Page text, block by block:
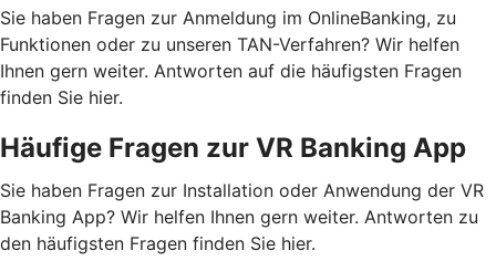
Sie haben Fragen zur Anmeldung im OnlineBanking, zu
Funktionen oder zu unseren TAN-Verfahren? Wir helfen
Ihnen gern weiter. Antworten auf die häufigsten Fragen
finden Sie hier.
Häufige Fragen zur VR Banking App
Sie haben Fragen zur Installation oder Anwendung der VR
Banking App? Wir helfen Ihnen gern weiter. Antworten zu
den häufigsten Fragen finden Sie hier.